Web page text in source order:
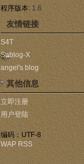
程序版本: 1.6
友情链接
S4T
Sablog-X
angel's blog
其他信息
立即注册
用户登陆
编码：UTF-8
WAP RSS